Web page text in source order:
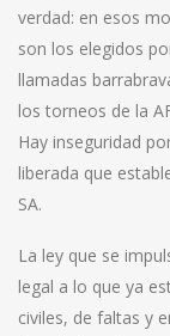
verdad: en esos
son los elegidos
llamadas
los torneos de la
Hay inseguridad
liberada que
SA.
La ley que se
legal a lo que ya
civiles, de faltas y